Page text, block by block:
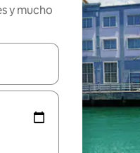
y mucho
navegá con las teclas de